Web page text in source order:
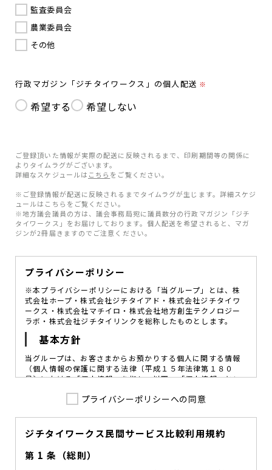
監査委員会
農業委員会
その他
行政マガジン「ジチタイワークス」の個人配送 ※
希望する 希望しない
ご登録頂いた情報が実際の配送に反映されるまで、印刷期間等の関係に
よりタイムラグがございます。
詳細なスケジュールは こちら をご覧ください。
※ご登録情報が配送に反映されるまでタイムラグが生じます。詳細スケジ
ュールはこちらをご覧ください。
※地方議会議員の方は、議会事務局宛に議員数分の行政マガジン「ジチ
タイワークス」をお届けしております。個人配送を希望されると、マガ
ジンが2冊届きますのでご注意ください。
プライバシーポリシー
※本プライバシーポリシーにおける「当グループ」とは、株
式会社ホープ・株式会社ジチタイアド・株式会社ジチタイワ
ークス・株式会社マチイロ・株式会社地方創生テクノロジー
ラボ・株式会社ジチタイリンクを総称したものとします。
基本方針
当グループは、お客さまからお預かりする個人に関する情報
（個人情報の保護に関する法律〔平成１５年法律第１８０
号〕における「個人情報」を指し、以下、「個人情報」とい
図ることが、重要な社会的責務であると考えております。
を定め、役員及び従業員に個人情報保護の重要性の認識と取
組みを徹底させることによって、個人情報の適切な取り扱い
に努めてまいります。
プライバシーポリシーへの同意
ジチタイワークス民間サービス比較利用規約
第 1 条（総則）